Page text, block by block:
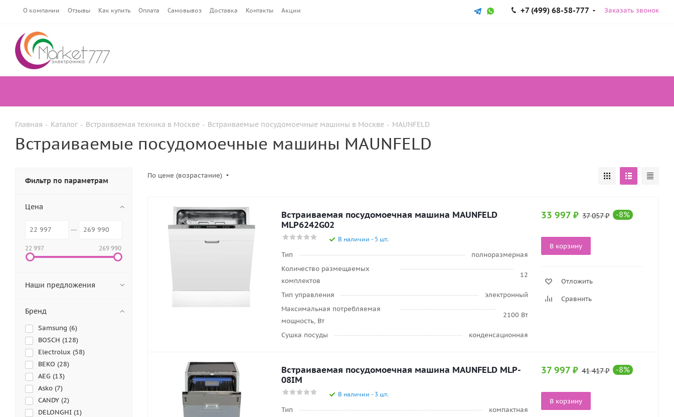
О компании Отзывы Как купить Оплата Самовывоз Доставка Контакты Акции +7 (499) 68-58-777 Заказать звонок
Главная - Каталог - Встраиваемая техника в Москве - Встраиваемые посудомоечные машины в Москве - MAUNFELD
Встраиваемые посудомоечные машины MAUNFELD
По цене (возрастание)
Встраиваемая посудомоечная машина MAUNFELD
MLP6242G02
В наличии - 5 шт.
Тип
полноразмерная
Количество размещаемых
комплектов
12
Тип управления
электронный
Максимальная потребляемая
мощность, Вт
2100 Вт
Сушка посуды конденсационная
33 997 ₽ 37 057₽ -8%
В корзину
Отложить
Сравнить
Встраиваемая посудомоечная машина MAUNFELD MLP-
08IM
В наличии - 3 шт.
Тип
компактная
37 997 ₽ 41 417₽ -8%
В корзину
Фильтр по параметрам
Цена
22 997 269 990
Наши предложения
Бренд
Samsung (6)
BOSCH (128)
Electrolux (58)
BEKO (28)
AEG (13)
Asko (7)
CANDY (2)
DELONGHI (1)